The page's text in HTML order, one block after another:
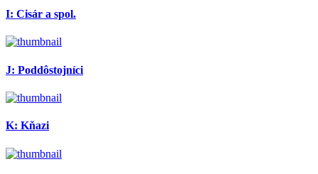
I: Cisár a spol.
J: Poddôstojníci
K: Kňazi